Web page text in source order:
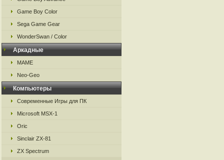
Game Boy Color
Sega Game Gear
WonderSwan / Color
Аркадные
MAME
Neo-Geo
Компьютеры
Современные Игры для ПК
Microsoft MSX-1
Oric
Sinclair ZX-81
ZX Spectrum